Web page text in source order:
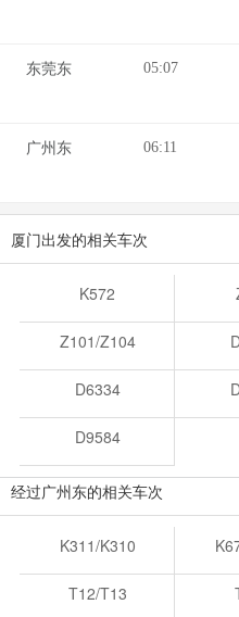
东莞东 05:07
广州东 06:11
厦门出发的相关车次
K572
Z101/Z104
D6334
D9584
经过广州东的相关车次
K311/K310
T12/T13